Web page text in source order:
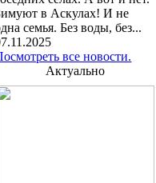
в Аскулах! И не
семья. Без воды, без...
все новости.
Актуально